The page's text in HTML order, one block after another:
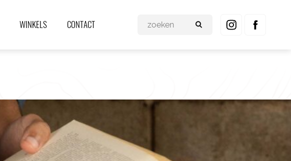
WINKELS CONTACT